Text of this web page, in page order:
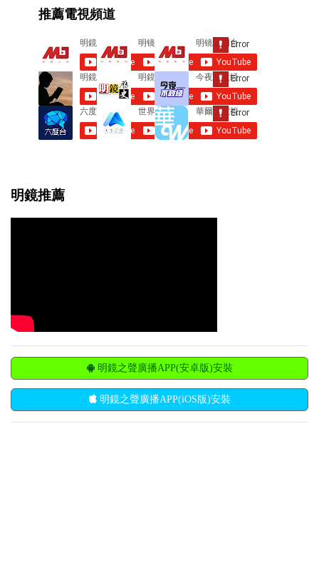
n
t
s
推薦電視頻道
明鏡推薦
明鏡之聲廣播APP(安卓版)安裝
明鏡之聲廣播APP(iOS版)安裝